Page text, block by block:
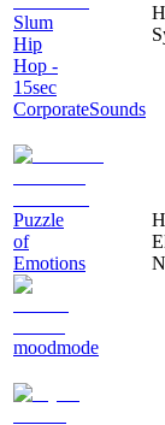
Slum
Hip
Hop -
15sec
CorporateSounds
Puzzle
of
Emotions
moodmode